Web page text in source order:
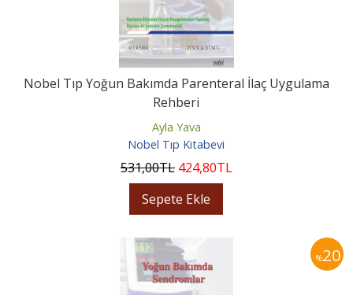
Nobel Tıp Yoğun Bakımda Parenteral İlaç Uygulama
Rehberi
Ayla Yava
Nobel Tıp Kitabevi
531,00TL 424,80TL
Sepete Ekle
%20